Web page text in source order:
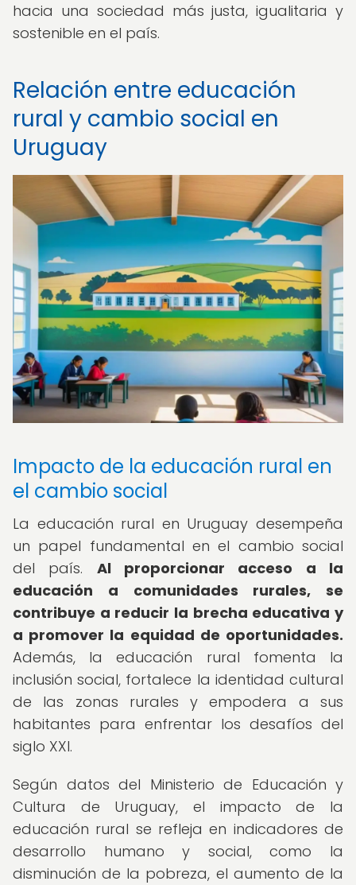
hacia una sociedad más justa, igualitaria y
sostenible en el país.
Relación entre educación
rural y cambio social en
Uruguay
Impacto de la educación rural en
el cambio social
La educación rural en Uruguay desempeña
un papel fundamental en el cambio social
del país. Al proporcionar acceso a la
educación a comunidades rurales, se
contribuye a reducir la brecha educativa y
a promover la equidad de oportunidades.
Además, la educación rural fomenta la
inclusión social, fortalece la identidad cultural
de las zonas rurales y empodera a sus
habitantes para enfrentar los desafíos del
siglo XXI.
Según datos del Ministerio de Educación y
Cultura de Uruguay, el impacto de la
educación rural se refleja en indicadores de
desarrollo humano y social, como la
disminución de la pobreza, el aumento de la